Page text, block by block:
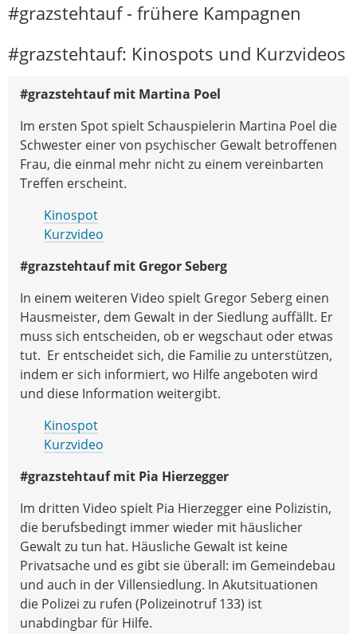
#grazstehtauf - frühere Kampagnen
#grazstehtauf: Kinospots und Kurzvideos
#grazstehtauf mit Martina Poel
Im ersten Spot spielt Schauspielerin Martina Poel die
Schwester einer von psychischer Gewalt betroffenen
Frau, die einmal mehr nicht zu einem vereinbarten
Treffen erscheint.
Kinospot
Kurzvideo
#grazstehtauf mit Gregor Seberg
In einem weiteren Video spielt Gregor Seberg einen
Hausmeister, dem Gewalt in der Siedlung auffällt. Er
muss sich entscheiden, ob er wegschaut oder etwas
tut. Er entscheidet sich, die Familie zu unterstützen,
indem er sich informiert, wo Hilfe angeboten wird
und diese Information weitergibt.
Kinospot
Kurzvideo
#grazstehtauf mit Pia Hierzegger
Im dritten Video spielt Pia Hierzegger eine Polizistin,
die berufsbedingt immer wieder mit häuslicher
Gewalt zu tun hat. Häusliche Gewalt ist keine
Privatsache und es gibt sie überall: im Gemeindebau
und auch in der Villensiedlung. In Akutsituationen
die Polizei zu rufen (Polizeinotruf 133) ist
unabdingbar für Hilfe.